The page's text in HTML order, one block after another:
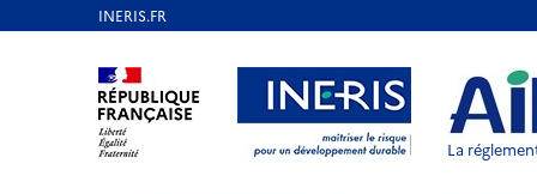
Aller au contenu Aller au menu Aller au
La